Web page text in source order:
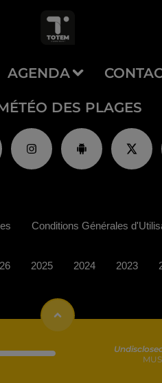
AGENDA
DES PLAGES
Conditions Générales
2025 2024 2023